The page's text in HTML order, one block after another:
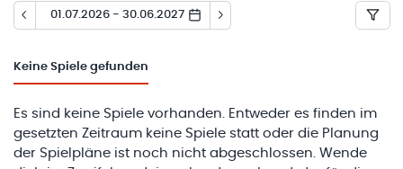
01.07.2026 - 30.06.2027
Keine Spiele gefunden
Es sind keine Spiele vorhanden. Entweder es finden im
gesetzten Zeitraum keine Spiele statt oder die Planung
der Spielpläne ist noch nicht abgeschlossen. Wende